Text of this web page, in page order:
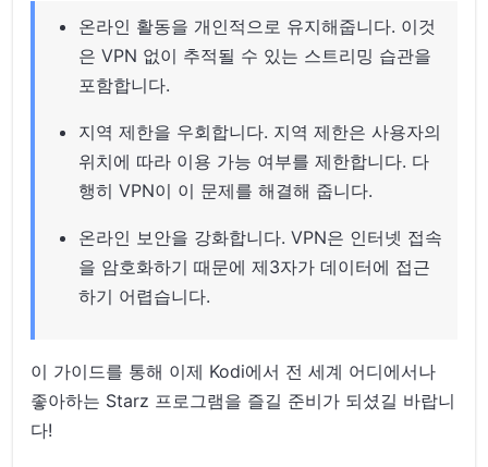
온라인 활동을 개인적으로 유지해줍니다. 이것
은 VPN 없이 추적될 수 있는 스트리밍 습관을
포함합니다.
지역 제한을 우회합니다. 지역 제한은 사용자의
위치에 따라 이용 가능 여부를 제한합니다. 다
행히 VPN이 이 문제를 해결해 줍니다.
온라인 보안을 강화합니다. VPN은 인터넷 접속
을 암호화하기 때문에 제3자가 데이터에 접근
하기 어렵습니다.
이 가이드를 통해 이제 Kodi에서 전 세계 어디에서나
좋아하는 Starz 프로그램을 즐길 준비가 되셨길 바랍니
다!